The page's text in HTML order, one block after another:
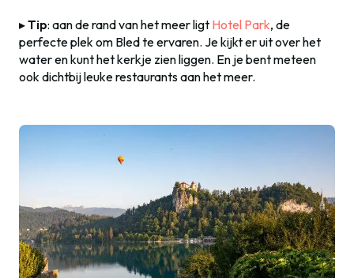
▸Tip: aan de rand van het meer ligt Hotel Park, de
perfecte plek om Bled te ervaren. Je kijkt er uit over het
water en kunt het kerkje zien liggen. En je bent meteen
ook dichtbij leuke restaurants aan het meer.